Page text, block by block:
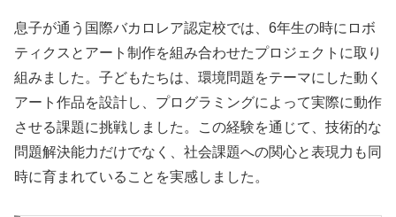
息子が通う国際バカロレア認定校では、6年生の時にロボ
ティクスとアート制作を組み合わせたプロジェクトに取り
組みました。子どもたちは、環境問題をテーマにした動く
アート作品を設計し、プログラミングによって実際に動作
させる課題に挑戦しました。この経験を通じて、技術的な
問題解決能力だけでなく、社会課題への関心と表現力も同
時に育まれていることを実感しました。